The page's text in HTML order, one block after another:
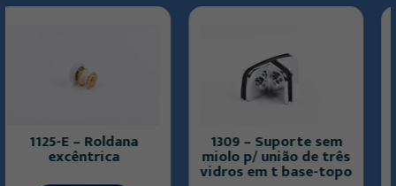
1309 – Suporte sem
miolo p/ união de três
vidros em t base-topo
1530 – Contra trinco
box de abrir